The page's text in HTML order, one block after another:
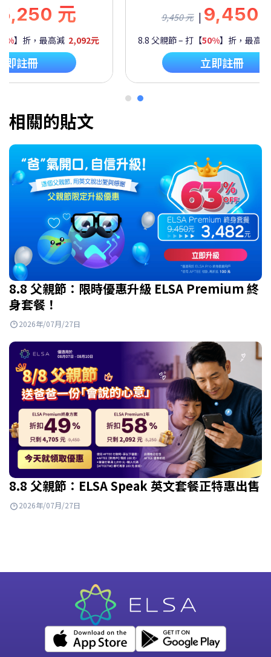
相關的貼文
8.8 父親節：限時優惠升級 ELSA Premium 終
身套餐！
2026年/07月/27日
8.8 父親節：ELSA Speak 英文套餐正特惠出售
2026年/07月/27日
元
】折，最高減 2,092元
即註冊
9,450 元 | 9,450
8.8 父親節 – 打【50%】折，最高
立即註冊